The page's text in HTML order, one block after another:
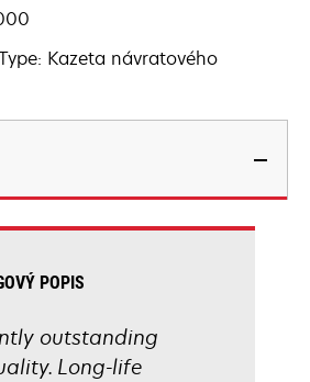
Kazeta návratového
POPIS
outstanding
Long-life